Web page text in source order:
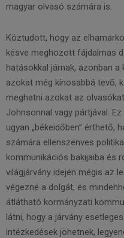
magyar olvasó számára is.
Köztudott, hogy az
késve meghozott fájdalmas
hatásokkal járnak, azonban
azokat még kínosabbá tevő,
meghatni azokat az
Johnsonnal vagy pártjával.
ugyan „békeidőben” érthető,
számára ellenszenves
kommunikációs bakijaiba és
világjárvány idején mégis az
végezné a dolgát, és
átlátható kormányzati
látni, hogy a járvány
intézkedések jöhetnek,